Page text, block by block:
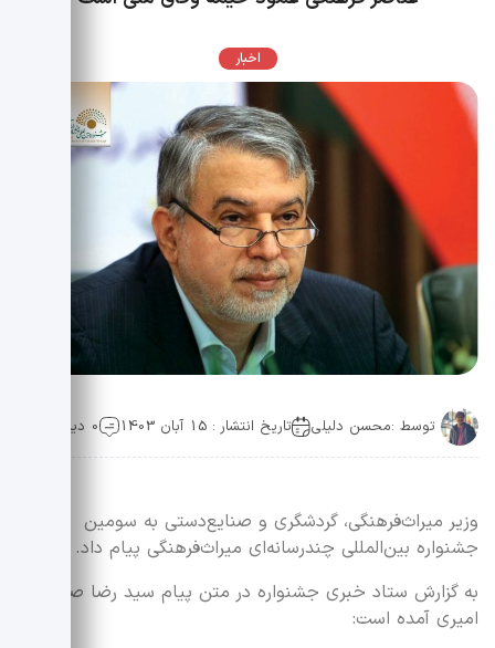
اخبار
توسط :محسن دلیلی تاریخ انتشار : 15 آبان 1403 0 دیدگاه
وزیر میراث‌فرهنگی، گردشگری و صنایع‌دستی به سومین
جشنواره بین‌المللی چندرسانه‌ای میراث‌فرهنگی پیام داد.
به گزارش ستاد خبری جشنواره در متن پیام سید رضا صالحی
امیری آمده است: